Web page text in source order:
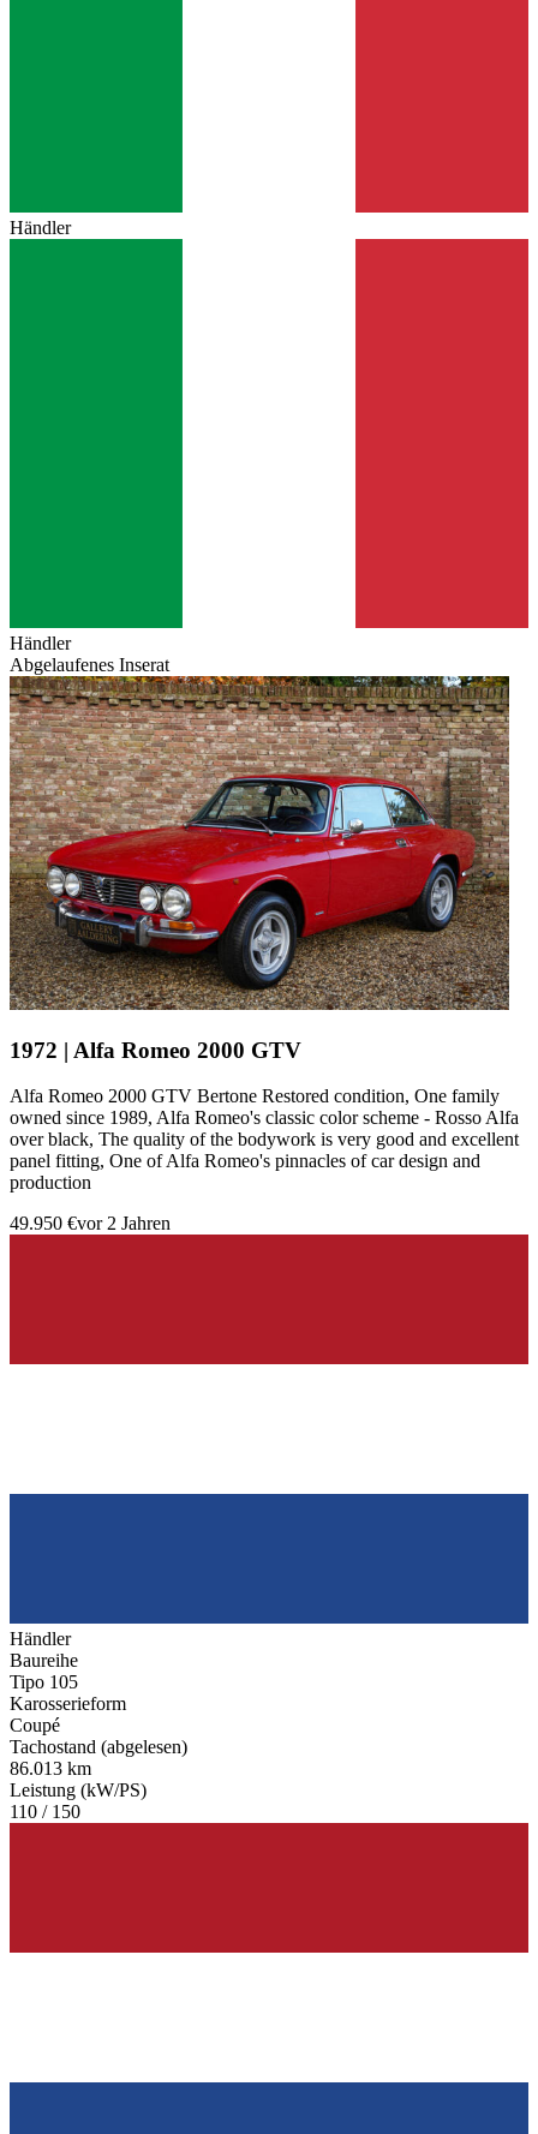
Händler
Händler
Abgelaufenes Inserat
1972 | Alfa Romeo 2000 GTV
Alfa Romeo 2000 GTV Bertone Restored condition, One family
owned since 1989, Alfa Romeo's classic color scheme - Rosso Alfa
over black, The quality of the bodywork is very good and excellent
panel fitting, One of Alfa Romeo's pinnacles of car design and
production
49.950 €vor 2 Jahren
Händler
Baureihe
Tipo 105
Karosserieform
Coupé
Tachostand (abgelesen)
86.013 km
Leistung (kW/PS)
110 / 150